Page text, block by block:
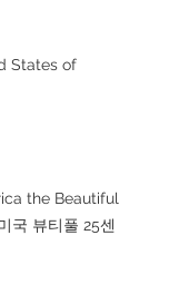
States of
the Beautiful
국 뷰티풀 25센